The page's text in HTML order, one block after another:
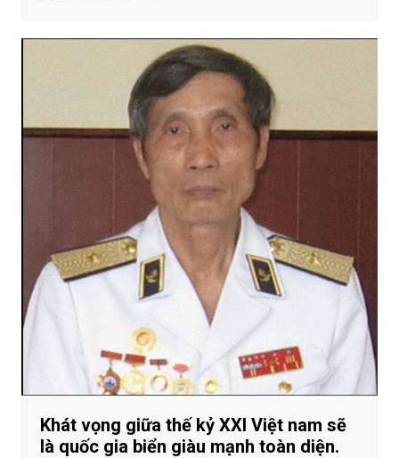
Khát vọng giữa thế kỷ XXI Việt nam sẽ
là quốc gia biển giàu mạnh toàn diện.